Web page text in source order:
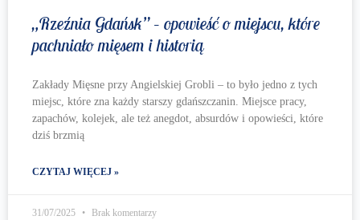
„Rzeźnia Gdańsk” – opowieść o miejscu, które
pachniało mięsem i historią
Zakłady Mięsne przy Angielskiej Grobli – to było jedno z tych
miejsc, które zna każdy starszy gdańszczanin. Miejsce pracy,
zapachów, kolejek, ale też anegdot, absurdów i opowieści, które
dziś brzmią
CZYTAJ WIĘCEJ »
31/07/2025 Brak komentarzy